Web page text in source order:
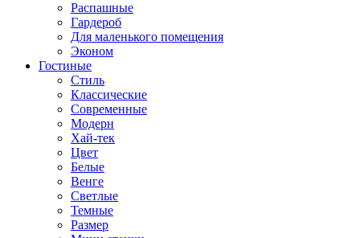
Распашные
Гардероб
Для маленького помещения
Эконом
Гостиные
Стиль
Классические
Современные
Модерн
Хай-тек
Цвет
Белые
Венге
Светлые
Темные
Размер